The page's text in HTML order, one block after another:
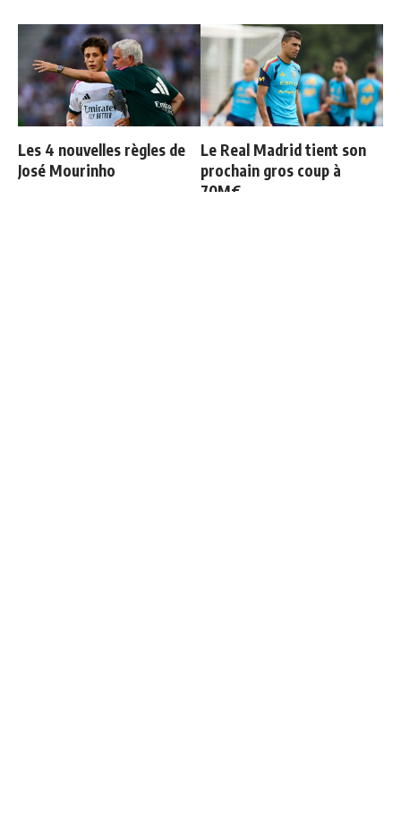
Les 4 nouvelles règles de
José Mourinho
Le Real Madrid tient son
prochain gros coup à
70M€